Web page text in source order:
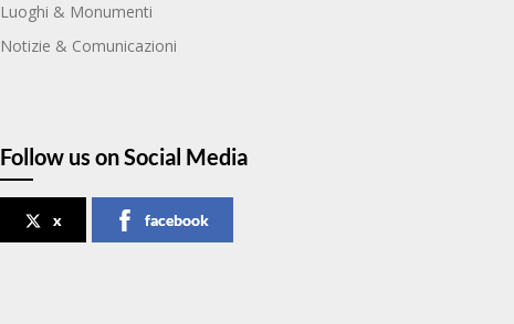
Luoghi & Monumenti
Notizie & Comunicazioni
Follow us on Social Media
x facebook